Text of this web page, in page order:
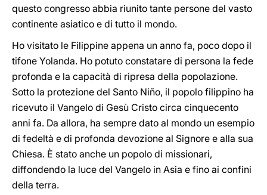
questo congresso abbia riunito tante persone del vasto
continente asiatico e di tutto il mondo.
Ho visitato le Filippine appena un anno fa, poco dopo il
tifone Yolanda. Ho potuto constatare di persona la fede
profonda e la capacità di ripresa della popolazione.
Sotto la protezione del Santo Niño, il popolo filippino ha
ricevuto il Vangelo di Gesù Cristo circa cinquecento
anni fa. Da allora, ha sempre dato al mondo un esempio
di fedeltà e di profonda devozione al Signore e alla sua
Chiesa. È stato anche un popolo di missionari,
diffondendo la luce del Vangelo in Asia e fino ai confini
della terra.